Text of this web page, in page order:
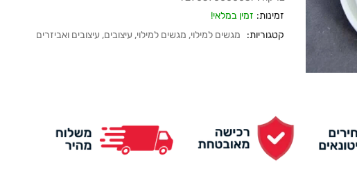
זמינות: זמין במלאי!
קטגוריות:
מגשים למילוי, מגשים למילוי, עיצובים, עיצובים ואביזרים